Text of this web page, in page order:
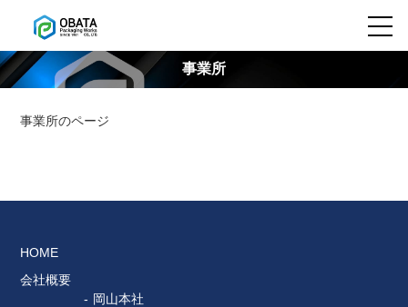
事業所
事業所のページ
HOME
会社概要
岡山本社